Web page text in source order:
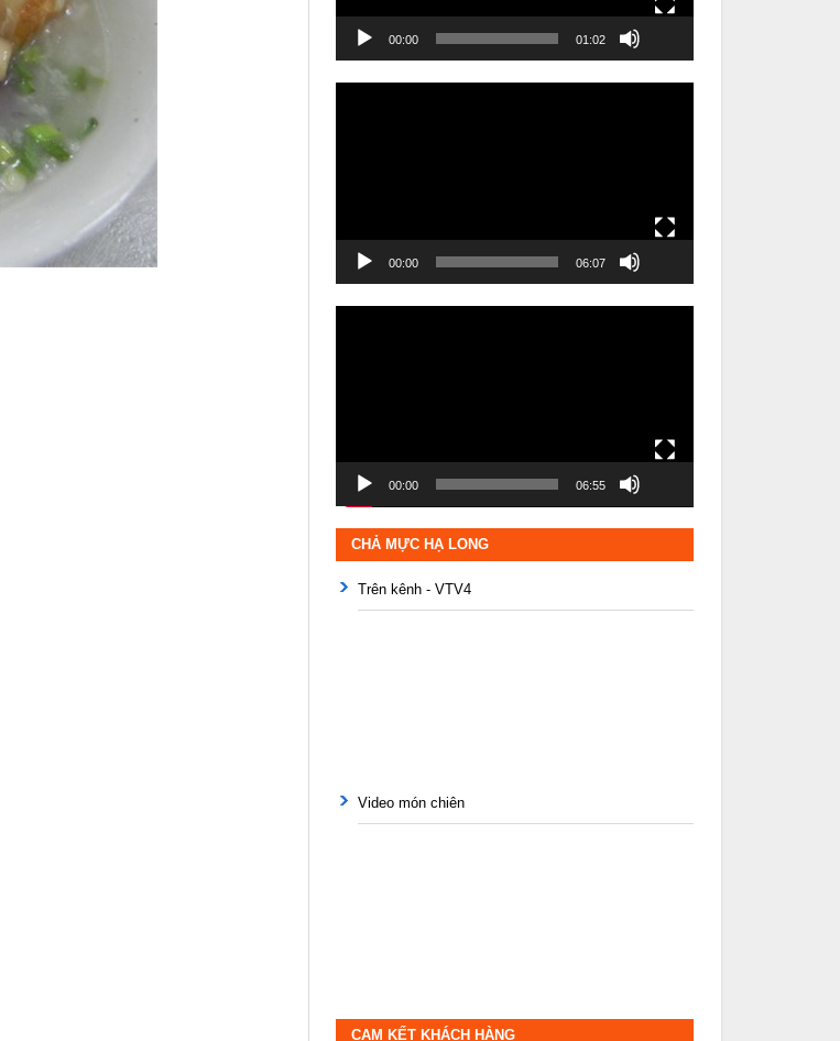
00:00 01:02
00:00 06:07
00:00 06:55
CHẢ MỰC HẠ LONG
Trên kênh - VTV4
Video món chiên
CAM KẾT KHÁCH HÀNG